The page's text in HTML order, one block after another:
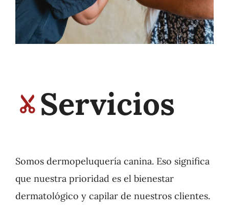
Servicios
Somos dermopeluquería canina. Eso significa
que nuestra prioridad es el bienestar
dermatológico y capilar de nuestros clientes.